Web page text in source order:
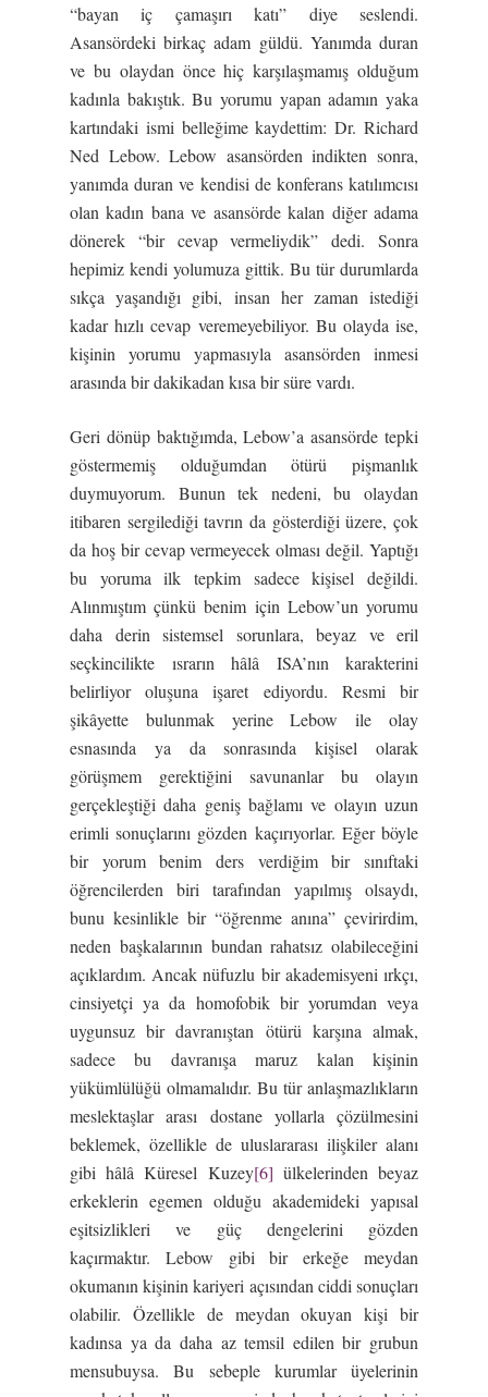
“bayan iç çamaşırı katı” diye seslendi.
Asansördeki birkaç adam güldü. Yanımda duran
ve bu olaydan önce hiç karşılaşmamış olduğum
kadınla bakıştık. Bu yorumu yapan adamın yaka
kartındaki ismi belleğime kaydettim: Dr. Richard
Ned Lebow. Lebow asansörden indikten sonra,
yanımda duran ve kendisi de konferans katılımcısı
olan kadın bana ve asansörde kalan diğer adama
dönerek “bir cevap vermeliydik” dedi. Sonra
hepimiz kendi yolumuza gittik. Bu tür durumlarda
sıkça yaşandığı gibi, insan her zaman istediği
kadar hızlı cevap veremeyebiliyor. Bu olayda ise,
kişinin yorumu yapmasıyla asansörden inmesi
arasında bir dakikadan kısa bir süre vardı.
Geri dönüp baktığımda, Lebow’a asansörde tepki
göstermemiş olduğumdan ötürü pişmanlık
duymuyorum. Bunun tek nedeni, bu olaydan
itibaren sergilediği tavrın da gösterdiği üzere, çok
da hoş bir cevap vermeyecek olması değil. Yaptığı
bu yoruma ilk tepkim sadece kişisel değildi.
Alınmıştım çünkü benim için Lebow’un yorumu
daha derin sistemsel sorunlara, beyaz ve eril
seçkincilikte ısrarın hâlâ ISA’nın karakterini
belirliyor oluşuna işaret ediyordu. Resmi bir
şikâyette bulunmak yerine Lebow ile olay
esnasında ya da sonrasında kişisel olarak
görüşmem gerektiğini savunanlar bu olayın
gerçekleştiği daha geniş bağlamı ve olayın uzun
erimli sonuçlarını gözden kaçırıyorlar. Eğer böyle
bir yorum benim ders verdiğim bir sınıftaki
öğrencilerden biri tarafından yapılmış olsaydı,
bunu kesinlikle bir “öğrenme anına” çevirirdim,
neden başkalarının bundan rahatsız olabileceğini
açıklardım. Ancak nüfuzlu bir akademisyeni ırkçı,
cinsiyetçi ya da homofobik bir yorumdan veya
uygunsuz bir davranıştan ötürü karşına almak,
sadece bu davranışa maruz kalan kişinin
yükümlülüğü olmamalıdır. Bu tür anlaşmazlıkların
meslektaşlar arası dostane yollarla çözülmesini
beklemek, özellikle de uluslararası ilişkiler alanı
gibi hâlâ Küresel Kuzey[6] ülkelerinden beyaz
erkeklerin egemen olduğu akademideki yapısal
eşitsizlikleri ve güç dengelerini gözden
kaçırmaktır. Lebow gibi bir erkeğe meydan
okumanın kişinin kariyeri açısından ciddi sonuçları
olabilir. Özellikle de meydan okuyan kişi bir
kadınsa ya da daha az temsil edilen bir grubun
mensubuysa. Bu sebeple kurumlar üyelerinin